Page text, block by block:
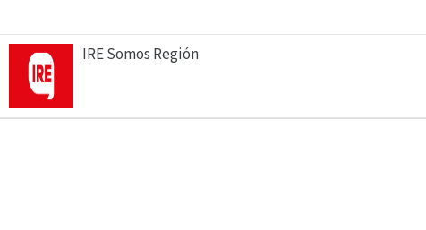
IRE Somos Región